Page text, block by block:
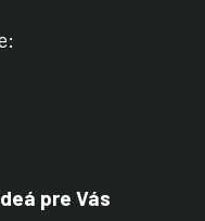
pre Vás